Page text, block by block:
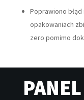
Poprawiono
opakowaniach
zero pomimo